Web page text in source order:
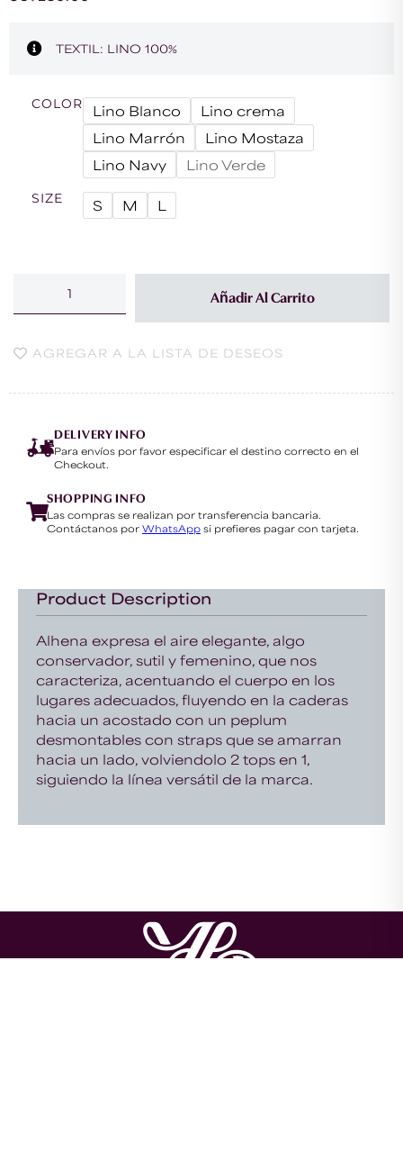
TEXTIL: LINO 100%
COLOR Lino Blanco
Lino crema
Lino Marrón
Lino Mostaza
Lino Navy
Lino Verde
SIZE S M L
Añadir Al Carrito
AGREGAR A LA LISTA DE DESEOS
DELIVERY INFO
Para envíos por favor especificar el destino correcto en el
Checkout.
SHOPPING INFO
Las compras se realizan por transferencia bancaria.
Contáctanos por WhatsApp si prefieres pagar con tarjeta.
Product Description
Alhena expresa el aire elegante, algo
conservador, sutil y femenino, que nos
caracteriza, acentuando el cuerpo en los
lugares adecuados, fluyendo en la caderas
hacia un acostado con un peplum
desmontables con straps que se amarran
hacia un lado, volviendolo 2 tops en 1,
siguiendo la línea versátil de la marca.